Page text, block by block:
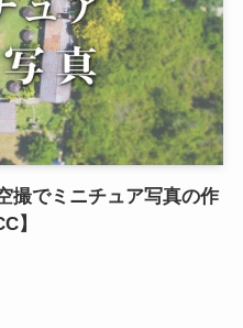
撮でミニチュア写真の作
】